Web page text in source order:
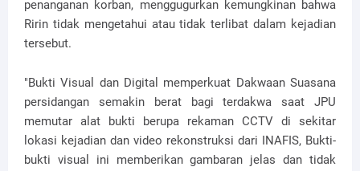
penanganan korban, menggugurkan kemungkinan bahwa
Ririn tidak mengetahui atau tidak terlibat dalam kejadian
tersebut.
"Bukti Visual dan Digital memperkuat Dakwaan Suasana
persidangan semakin berat bagi terdakwa saat JPU
memutar alat bukti berupa rekaman CCTV di sekitar
lokasi kejadian dan video rekonstruksi dari INAFIS, Bukti-
bukti visual ini memberikan gambaran jelas dan tidak